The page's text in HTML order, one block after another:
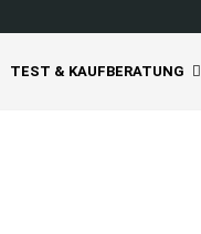
TEST & KAUFBERATUNG